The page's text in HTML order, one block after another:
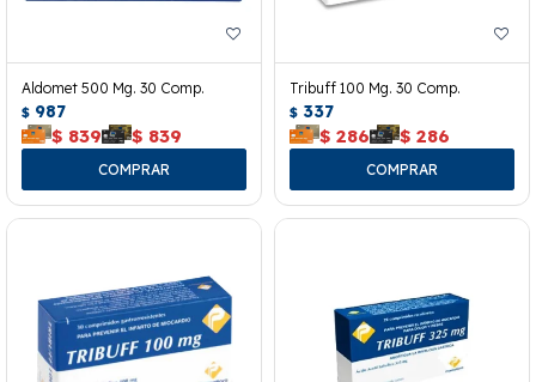
Aldomet 500 Mg. 30 Comp.
$ 987
$ 839 $ 839
Tribuff 100 Mg. 30 Comp.
$ 337
$ 286 $ 286